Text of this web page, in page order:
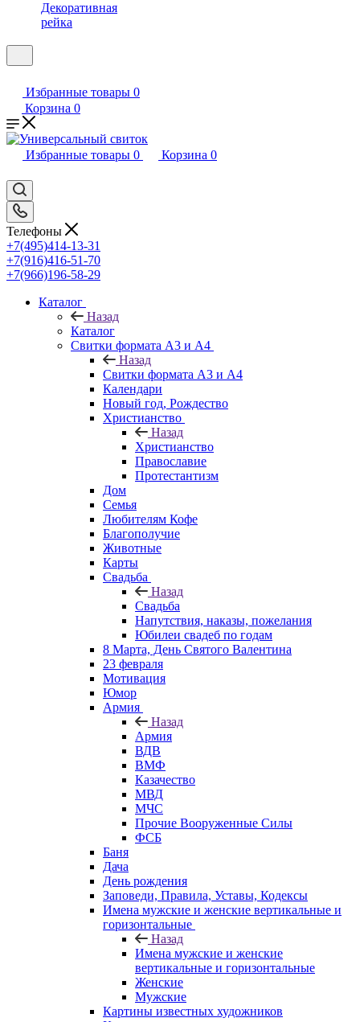
Декоративная
рейка
Избранные товары 0
Корзина 0
Избранные товары 0 Корзина 0
Телефоны
+7(495)414-13-31
+7(916)416-51-70
+7(966)196-58-29
Каталог
Назад
Каталог
Свитки формата А3 и А4
Назад
Свитки формата А3 и А4
Календари
Новый год, Рождество
Христианство
Назад
Христианство
Православие
Протестантизм
Дом
Семья
Любителям Кофе
Благополучие
Животные
Карты
Свадьба
Назад
Свадьба
Напутствия, наказы, пожелания
Юбилеи свадеб по годам
8 Марта, День Святого Валентина
23 февраля
Мотивация
Юмор
Армия
Назад
Армия
ВДВ
ВМФ
Казачество
МВД
МЧС
Прочие Вооруженные Силы
ФСБ
Баня
Дача
День рождения
Заповеди, Правила, Уставы, Кодексы
Имена мужские и женские вертикальные и
горизонтальные
Назад
Имена мужские и женские
вертикальные и горизонтальные
Женские
Мужские
Картины известных художников